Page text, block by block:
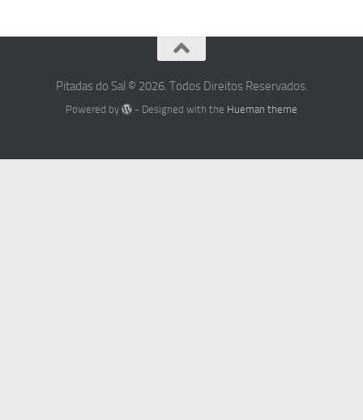
Pitadas do Sal © 2026. Todos Direitos Reservados.
Powered by - Designed with the Hueman theme